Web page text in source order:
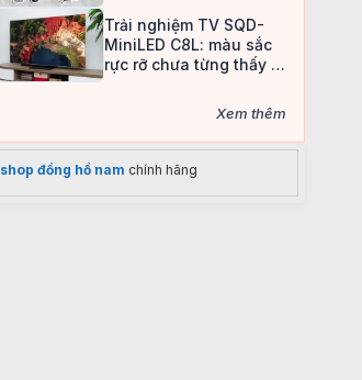
Trải nghiệm TV SQD-
MiniLED C8L: màu sắc
rực rỡ chưa từng thấy ở
Xem thêm
shop đồng hồ nam chính hãng